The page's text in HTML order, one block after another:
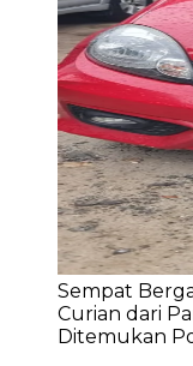
Sempat
Curian dari
Ditemukan